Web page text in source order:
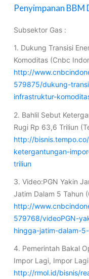
Penyimpanan BBM
Subsektor Gas :
1. Dukung Transisi
Komoditas (Cnbc
http://
579875/dukung-
infrastruktur-
2. Bahlil Sebut
Rugi Rp 63,6 Triliun
http://
ketergantungan-
triliun
3. Video:PGN Yakin
Jatim Dalam 5 Tahun
http://
579768/videoPGN-
hingga-jatim-dalam-
4. Pemerintah Bakal
Impor Lagi, Impor
http://rmol.id/bisnis/